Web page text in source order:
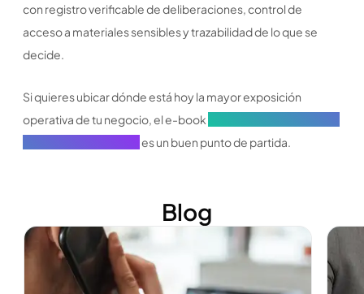
con registro verificable de deliberaciones, control de
acceso a materiales sensibles y trazabilidad de lo que se
decide.
Si quieres ubicar dónde está hoy la mayor exposición
operativa de tu negocio, el e-book
es un buen punto de partida.
Blog
Ver más Ver